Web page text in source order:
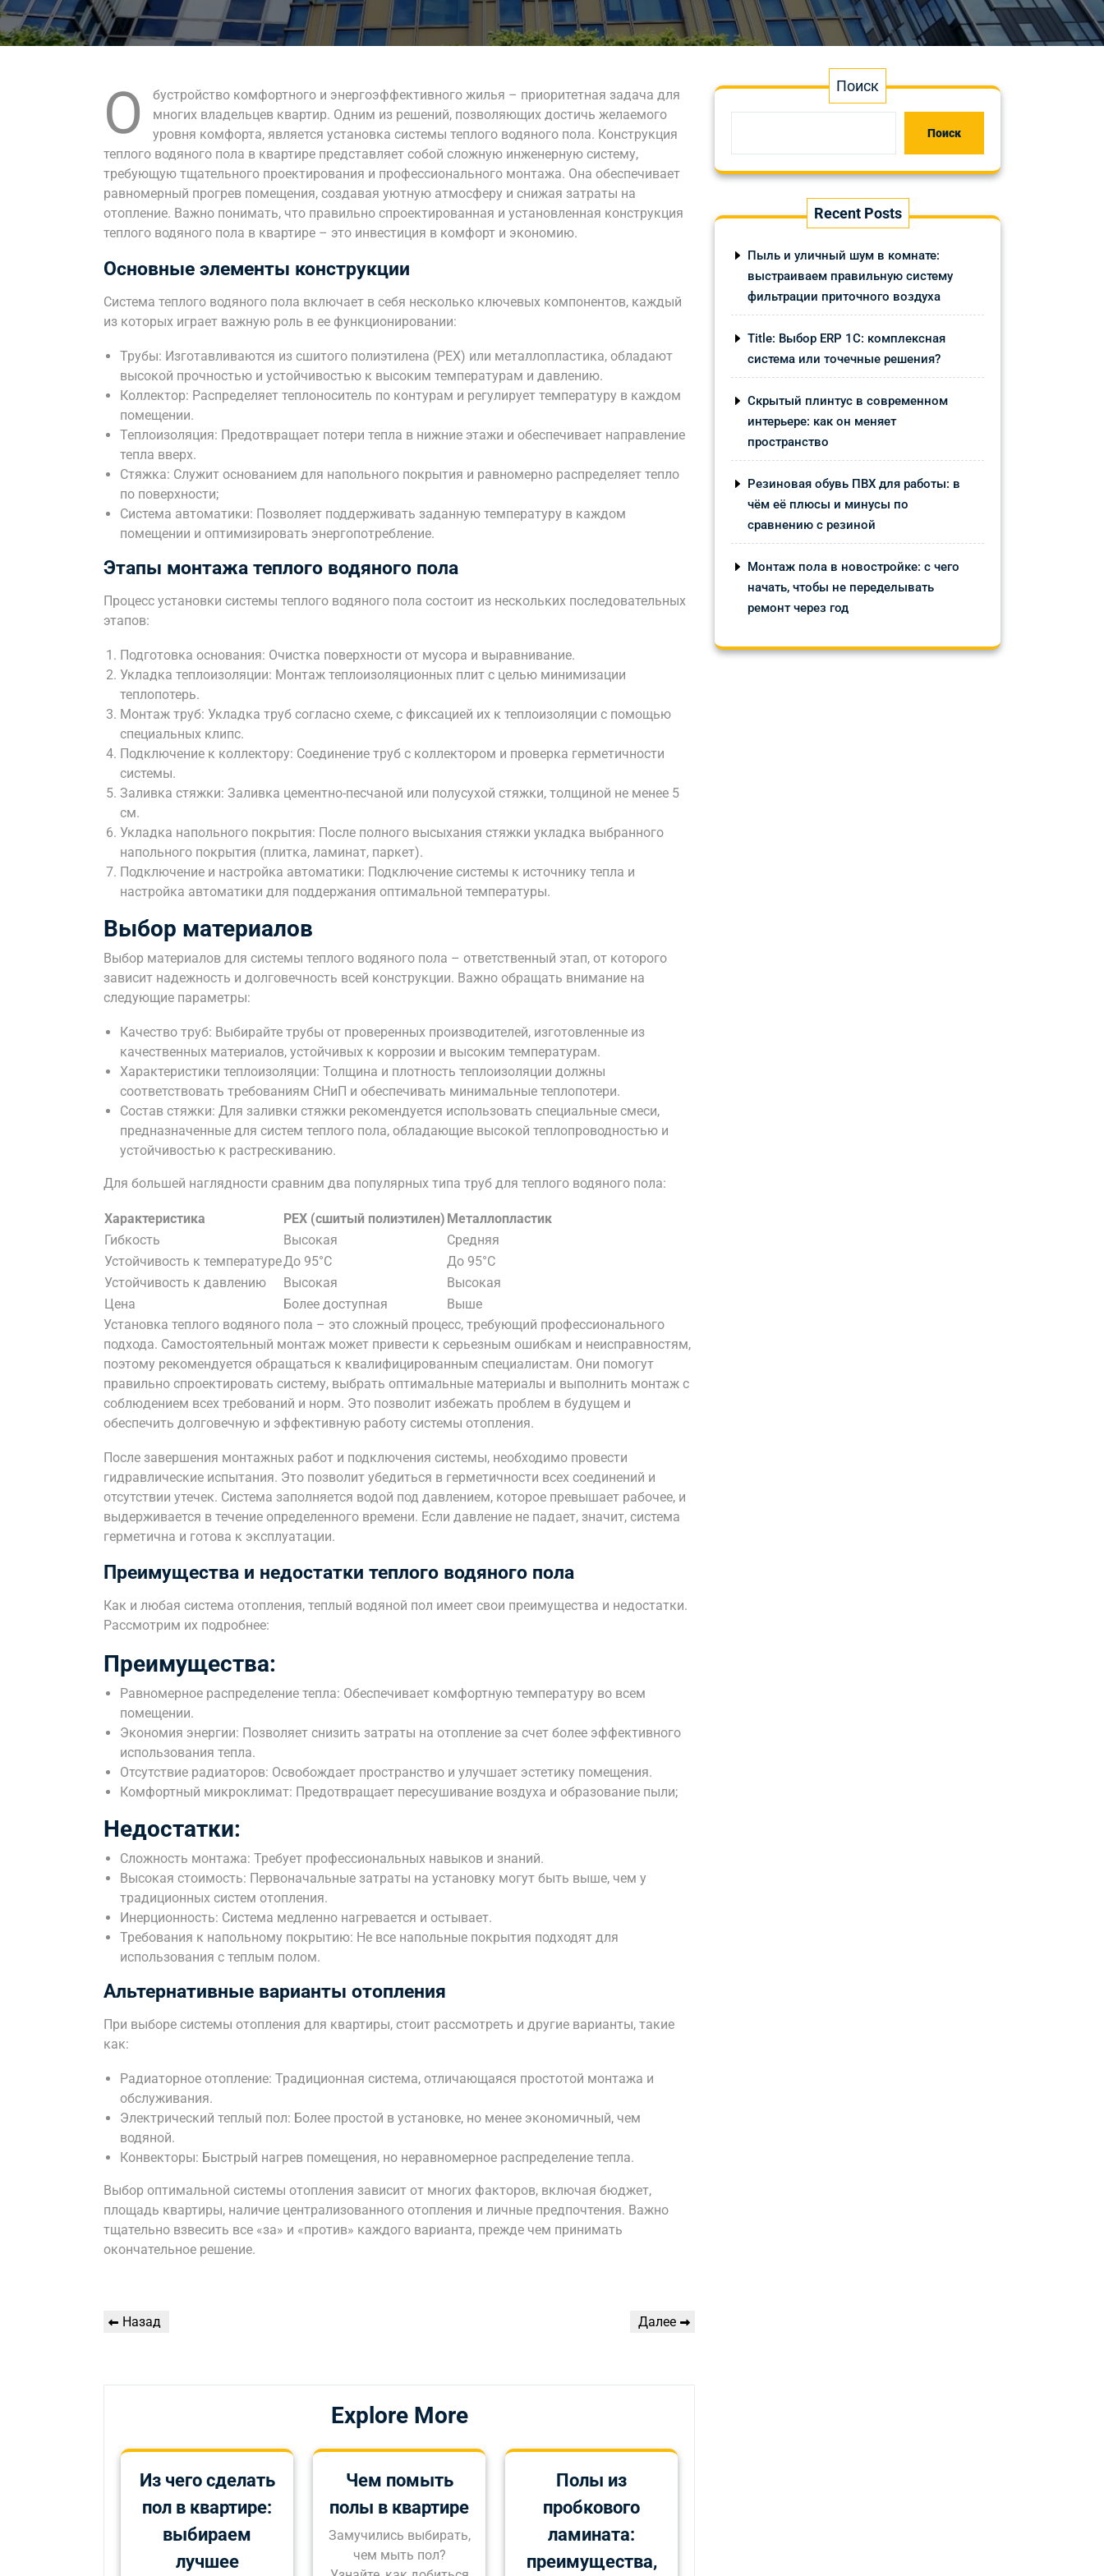
О
бустройство комфортного и энергоэффективного жилья – приоритетная задача для
многих владельцев квартир. Одним из решений, позволяющих достичь желаемого
уровня комфорта, является установка системы теплого водяного пола. Конструкция
теплого водяного пола в квартире представляет собой сложную инженерную систему,
требующую тщательного проектирования и профессионального монтажа. Она обеспечивает
равномерный прогрев помещения, создавая уютную атмосферу и снижая затраты на
отопление. Важно понимать, что правильно спроектированная и установленная конструкция
теплого водяного пола в квартире – это инвестиция в комфорт и экономию.
Основные элементы конструкции
Система теплого водяного пола включает в себя несколько ключевых компонентов, каждый
из которых играет важную роль в ее функционировании:
Трубы: Изготавливаются из сшитого полиэтилена (PEX) или металлопластика, обладают
высокой прочностью и устойчивостью к высоким температурам и давлению.
Коллектор: Распределяет теплоноситель по контурам и регулирует температуру в каждом
помещении.
Теплоизоляция: Предотвращает потери тепла в нижние этажи и обеспечивает направление
тепла вверх.
Стяжка: Служит основанием для напольного покрытия и равномерно распределяет тепло
по поверхности;
Система автоматики: Позволяет поддерживать заданную температуру в каждом
помещении и оптимизировать энергопотребление.
Этапы монтажа теплого водяного пола
Процесс установки системы теплого водяного пола состоит из нескольких последовательных
этапов:
Подготовка основания: Очистка поверхности от мусора и выравнивание.
Укладка теплоизоляции: Монтаж теплоизоляционных плит с целью минимизации
теплопотерь.
Монтаж труб: Укладка труб согласно схеме, с фиксацией их к теплоизоляции с помощью
специальных клипс.
Подключение к коллектору: Соединение труб с коллектором и проверка герметичности
системы.
Заливка стяжки: Заливка цементно-песчаной или полусухой стяжки, толщиной не менее 5
см.
Укладка напольного покрытия: После полного высыхания стяжки укладка выбранного
напольного покрытия (плитка, ламинат, паркет).
Подключение и настройка автоматики: Подключение системы к источнику тепла и
настройка автоматики для поддержания оптимальной температуры.
Выбор материалов
Выбор материалов для системы теплого водяного пола – ответственный этап, от которого
зависит надежность и долговечность всей конструкции. Важно обращать внимание на
следующие параметры:
Качество труб: Выбирайте трубы от проверенных производителей, изготовленные из
качественных материалов, устойчивых к коррозии и высоким температурам.
Характеристики теплоизоляции: Толщина и плотность теплоизоляции должны
соответствовать требованиям СНиП и обеспечивать минимальные теплопотери.
Состав стяжки: Для заливки стяжки рекомендуется использовать специальные смеси,
предназначенные для систем теплого пола, обладающие высокой теплопроводностью и
устойчивостью к растрескиванию.
Для большей наглядности сравним два популярных типа труб для теплого водяного пола:
Характеристика PEX (сшитый полиэтилен) Металлопластик
Гибкость
Высокая
Средняя
Устойчивость к температуреДо 95°C
До 95°C
Устойчивость к давлению
Высокая
Высокая
Цена
Более доступная
Выше
Установка теплого водяного пола – это сложный процесс, требующий профессионального
подхода. Самостоятельный монтаж может привести к серьезным ошибкам и неисправностям,
поэтому рекомендуется обращаться к квалифицированным специалистам. Они помогут
правильно спроектировать систему, выбрать оптимальные материалы и выполнить монтаж с
соблюдением всех требований и норм. Это позволит избежать проблем в будущем и
обеспечить долговечную и эффективную работу системы отопления.
После завершения монтажных работ и подключения системы, необходимо провести
гидравлические испытания. Это позволит убедиться в герметичности всех соединений и
отсутствии утечек. Система заполняется водой под давлением, которое превышает рабочее, и
выдерживается в течение определенного времени. Если давление не падает, значит, система
герметична и готова к эксплуатации.
Преимущества и недостатки теплого водяного пола
Как и любая система отопления, теплый водяной пол имеет свои преимущества и недостатки.
Рассмотрим их подробнее:
Преимущества:
Равномерное распределение тепла: Обеспечивает комфортную температуру во всем
помещении.
Экономия энергии: Позволяет снизить затраты на отопление за счет более эффективного
использования тепла.
Отсутствие радиаторов: Освобождает пространство и улучшает эстетику помещения.
Комфортный микроклимат: Предотвращает пересушивание воздуха и образование пыли;
Недостатки:
Сложность монтажа: Требует профессиональных навыков и знаний.
Высокая стоимость: Первоначальные затраты на установку могут быть выше, чем у
традиционных систем отопления.
Инерционность: Система медленно нагревается и остывает.
Требования к напольному покрытию: Не все напольные покрытия подходят для
использования с теплым полом.
Альтернативные варианты отопления
При выборе системы отопления для квартиры, стоит рассмотреть и другие варианты, такие
как:
Радиаторное отопление: Традиционная система, отличающаяся простотой монтажа и
обслуживания.
Электрический теплый пол: Более простой в установке, но менее экономичный, чем
водяной.
Конвекторы: Быстрый нагрев помещения, но неравномерное распределение тепла.
Выбор оптимальной системы отопления зависит от многих факторов, включая бюджет,
площадь квартиры, наличие централизованного отопления и личные предпочтения. Важно
тщательно взвесить все «за» и «против» каждого варианта, прежде чем принимать
окончательное решение.
Навигация
записям
Предыдущая
Назад
Следующая
Далее
Explore More
Из чего сделать
пол в квартире:
выбираем
лучшее
Чем помыть
полы в квартире
Замучились выбирать,
чем мыть пол?
Полы из
пробкового
ламината:
преимущества,
Поиск
Поиск
Recent Posts
Пыль и уличный шум в комнате:
выстраиваем правильную систему
фильтрации приточного воздуха
Title: Выбор ERP 1С: комплексная
система или точечные решения?
Скрытый плинтус в современном
интерьере: как он меняет
пространство
Резиновая обувь ПВХ для работы: в
чём её плюсы и минусы по
сравнению с резиной
Монтаж пола в новостройке: с чего
начать, чтобы не переделывать
ремонт через год